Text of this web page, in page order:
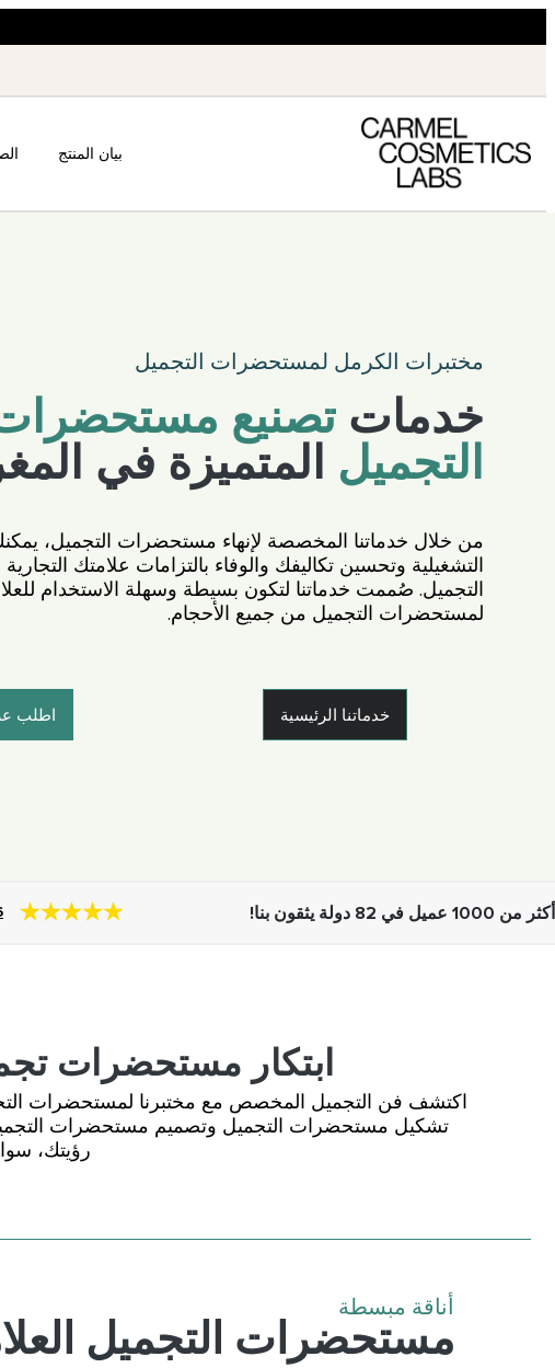
بيان المنتج
مختبرات الكرمل لمستحضرات التجميل
خدمات تصنيع
التجميل المتميزة في
من خلال خدماتنا المخصصة لإنهاء مستحضرات التجميل،
التشغيلية وتحسين تكاليفك والوفاء بالتزامات علامتك
التجميل. صُممت خدماتنا لتكون بسيطة وسهلة الاستخدام
لمستحضرات التجميل من جميع الأحجام.
خدماتنا الرئيسية اطلب
أكثر من 1000 عميل في 82 دولة يثقون بنا!
ابتكار مستحضرات
اكتشف فن التجميل المخصص مع مختبرنا لمستحضرات
تشكيل مستحضرات التجميل وتصميم مستحضرات
رؤيتك،
أناقة مبسطة
مستحضرات التجميل